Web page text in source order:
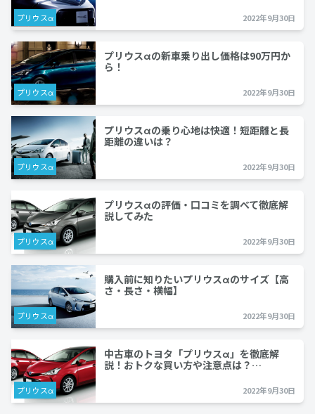
プリウスα 2022年9月30日
プリウスα
プリウスαの新車乗り出し価格は90万円か
ら！
2022年9月30日
プリウスα
プリウスαの乗り心地は快適！短距離と長
距離の違いは？
2022年9月30日
プリウスα
プリウスαの評価・口コミを調べて徹底解
説してみた
2022年9月30日
プリウスα
購入前に知りたいプリウスαのサイズ【高
さ・長さ・横幅】
2022年9月30日
プリウスα
中古車のトヨタ「プリウスα」を徹底解
説！おトクな買い方や注意点は？…
2022年9月30日